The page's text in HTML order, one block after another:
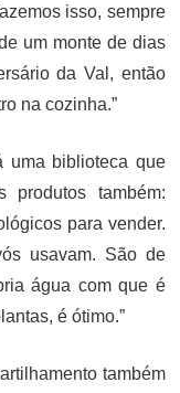
isso, sempre
um monte de dias
da Val, então
na cozinha.”
uma biblioteca que
produtos também:
para vender.
usavam. São de
água com que é
é ótimo.”
também